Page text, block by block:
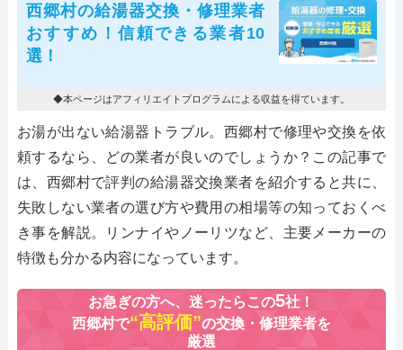
西郷村の給湯器交換・修理業者
おすすめ！信頼できる業者10
選！
◆本ページはアフィリエイトプログラムによる収益を得ています。
お湯が出ない給湯器トラブル。西郷村で修理や交換を依
頼するなら、どの業者が良いのでしょうか？この記事で
は、西郷村で評判の給湯器交換業者を紹介すると共に、
失敗しない業者の選び方や費用の相場等の知っておくべ
き事を解説。リンナイやノーリツなど、主要メーカーの
特徴も分かる内容になっています。
お急ぎの方へ、迷ったらこの5社！
西郷村で“高評価”の交換・修理業者を
厳選